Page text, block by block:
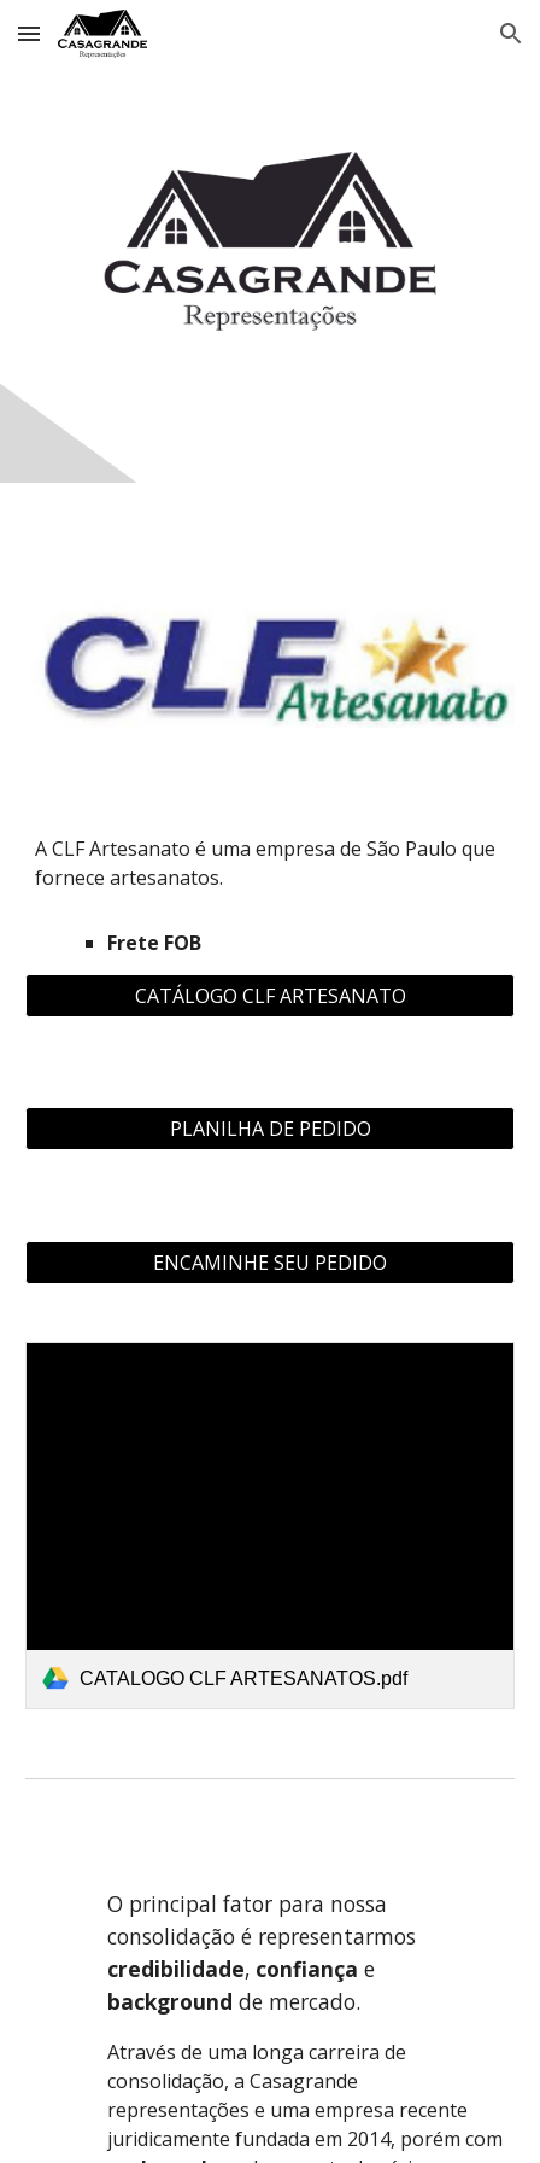
Skip to main content Skip to navigation
A CLF Artesanato é uma empresa de São Paulo que
fornece artesanatos.
Frete FOB
CATÁLOGO CLF ARTESANATO
PLANILHA DE PEDIDO
ENCAMINHE SEU PEDIDO
CATALOGO CLF ARTESANATOS.pdf
O principal fator para nossa
consolidação é representarmos
credibilidade, confiança e
background de mercado.
Através de uma longa carreira de
consolidação, a Casagrande
representações e uma empresa recente
juridicamente fundada em 2014, porém com